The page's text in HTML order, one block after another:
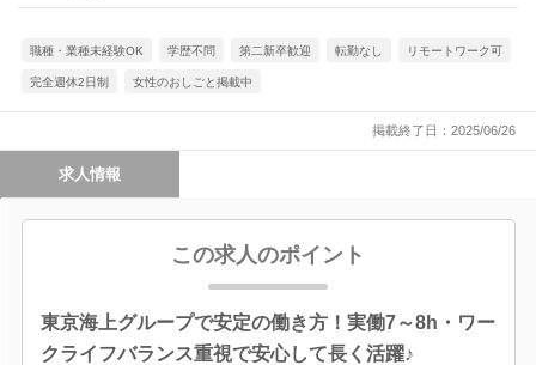
職種・業種未経験OK 学歴不問 第二新卒歓迎 転勤なし リモートワーク可
完全週休2日制 女性のおしごと掲載中
掲載終了日：2025/06/26
求人情報
この求人のポイント
東京海上グループで安定の働き方！実働7～8h・ワー
クライフバランス重視で安心して長く活躍♪